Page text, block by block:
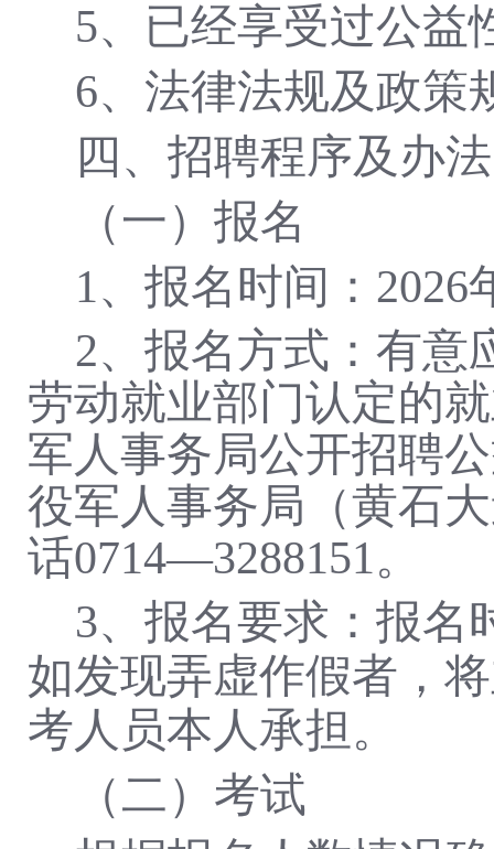
5、已经享受过公益
6、法律法规及政策
四、招聘程序及办法
（一）报名
1、报名时间： 2026
2、报名方式 ： 有意
劳动就业部门认定的
军人事务局公开招聘
役军人事务局（黄石
话0714—3288151。
3、报名要求：报名
如发现弄虚作假者，
考人员本人承担。
（二） 考试